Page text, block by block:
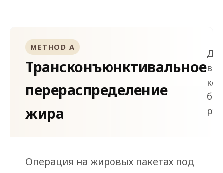
METHOD A
Трансконъюнктивальное
перераспределение
жира
Операция на жировых пакетах под